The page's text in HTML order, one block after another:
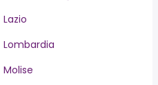
Lazio
Lombardia
Molise